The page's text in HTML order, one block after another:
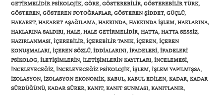
GETIRMELIDIR PSIKOLOJIK, GÖRE, GÖSTEREBILIR, GÖSTEREBILIR TÜRK,
GÖSTEREN, GÖSTEREN FOTOĞRAFLAR, GÖSTEREN ŞIDDET, GÜÇLÜ,
HAKARET, HAKARET AŞAĞILAMA, HAKKINDA, HAKKINDA IŞLEM, HAKLARINA,
HAKLARINA SALDIRI, HALE, HALE GETIRMELIDIR, HATTA, HATTA SESSIZ,
HAZIRLANMASI, IÇEREBILIR, IÇEREBILIR TANIK, IÇEREN, IÇEREN
KONUŞMALARI, IÇEREN SÖZLÜ, IDDIALARINI, IFADELERI, IFADELERI
PSIKOLOG, ILETIŞIMLERIN, ILETIŞIMLERIN KAYITLARI, INCELEMESI,
INCELEYECEĞIZ, INCELEYECEĞIZ PSIKOLOJIK, IŞLEM, IŞLEM YAPILMIŞSA,
IZOLASYON, IZOLASYON EKONOMIK, KABUL, KABUL EDILEN, KADAR, KADAR
SÜRDÜĞÜNÜ, KADAR SÜRER, KANIT, KANIT SUNMASI, KANITLANIR,
Gönder